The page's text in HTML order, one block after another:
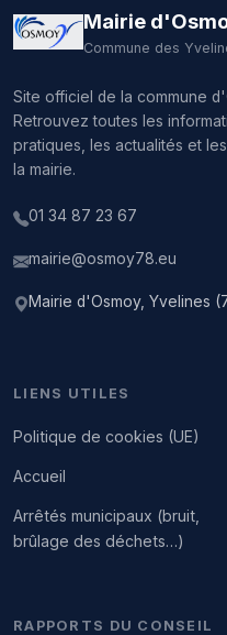
Mairie
Commune des
Site officiel de la commune
Retrouvez toutes les
pratiques, les actualités et
la mairie.
01 34 87 23 67
mairie@osmoy78.eu
Mairie d'Osmoy, Yvelines
LIENS UTILES
Politique de cookies (UE)
Accueil
Arrêtés municipaux (bruit,
brûlage des déchets…)
RAPPORTS DU CONSEIL